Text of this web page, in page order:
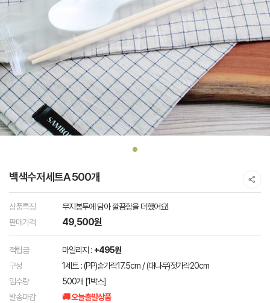
백색수저세트A 500개
상품특징
무지봉투에 담아 깔끔함을 더했어요!
판매가격
49,500원
적립금 마일리지 : +495원
구성
1세트 : (PP)숟가락17.5cm / (대나무)젓가락20cm
입수량
500개 [1박스]
발송마감
🚚 오늘출발상품